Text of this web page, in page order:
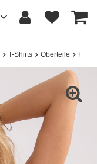
T-Shirts Oberteile